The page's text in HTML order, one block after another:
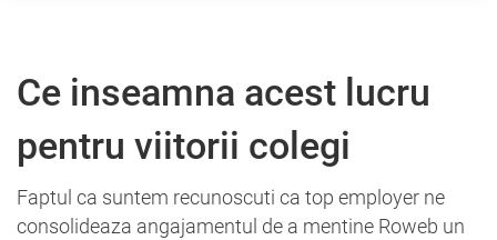
Ce inseamna acest lucru
pentru viitorii colegi
Faptul ca suntem recunoscuti ca top employer ne
consolideaza angajamentul de a mentine Roweb un